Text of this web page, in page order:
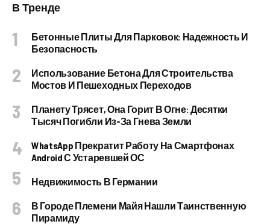
В Тренде
Бетонные Плиты Для Парковок: Надежность И
Безопасность
Использование Бетона Для Строительства
Мостов И Пешеходных Переходов
Планету Трясет, Она Горит В Огне: Десятки
Тысяч Погибли Из-За Гнева Земли
WhatsApp Прекратит Работу На Смартфонах
Android С Устаревшей ОС
Недвижимость В Германии
В Городе Племени Майя Нашли Таинственную
Пирамиду